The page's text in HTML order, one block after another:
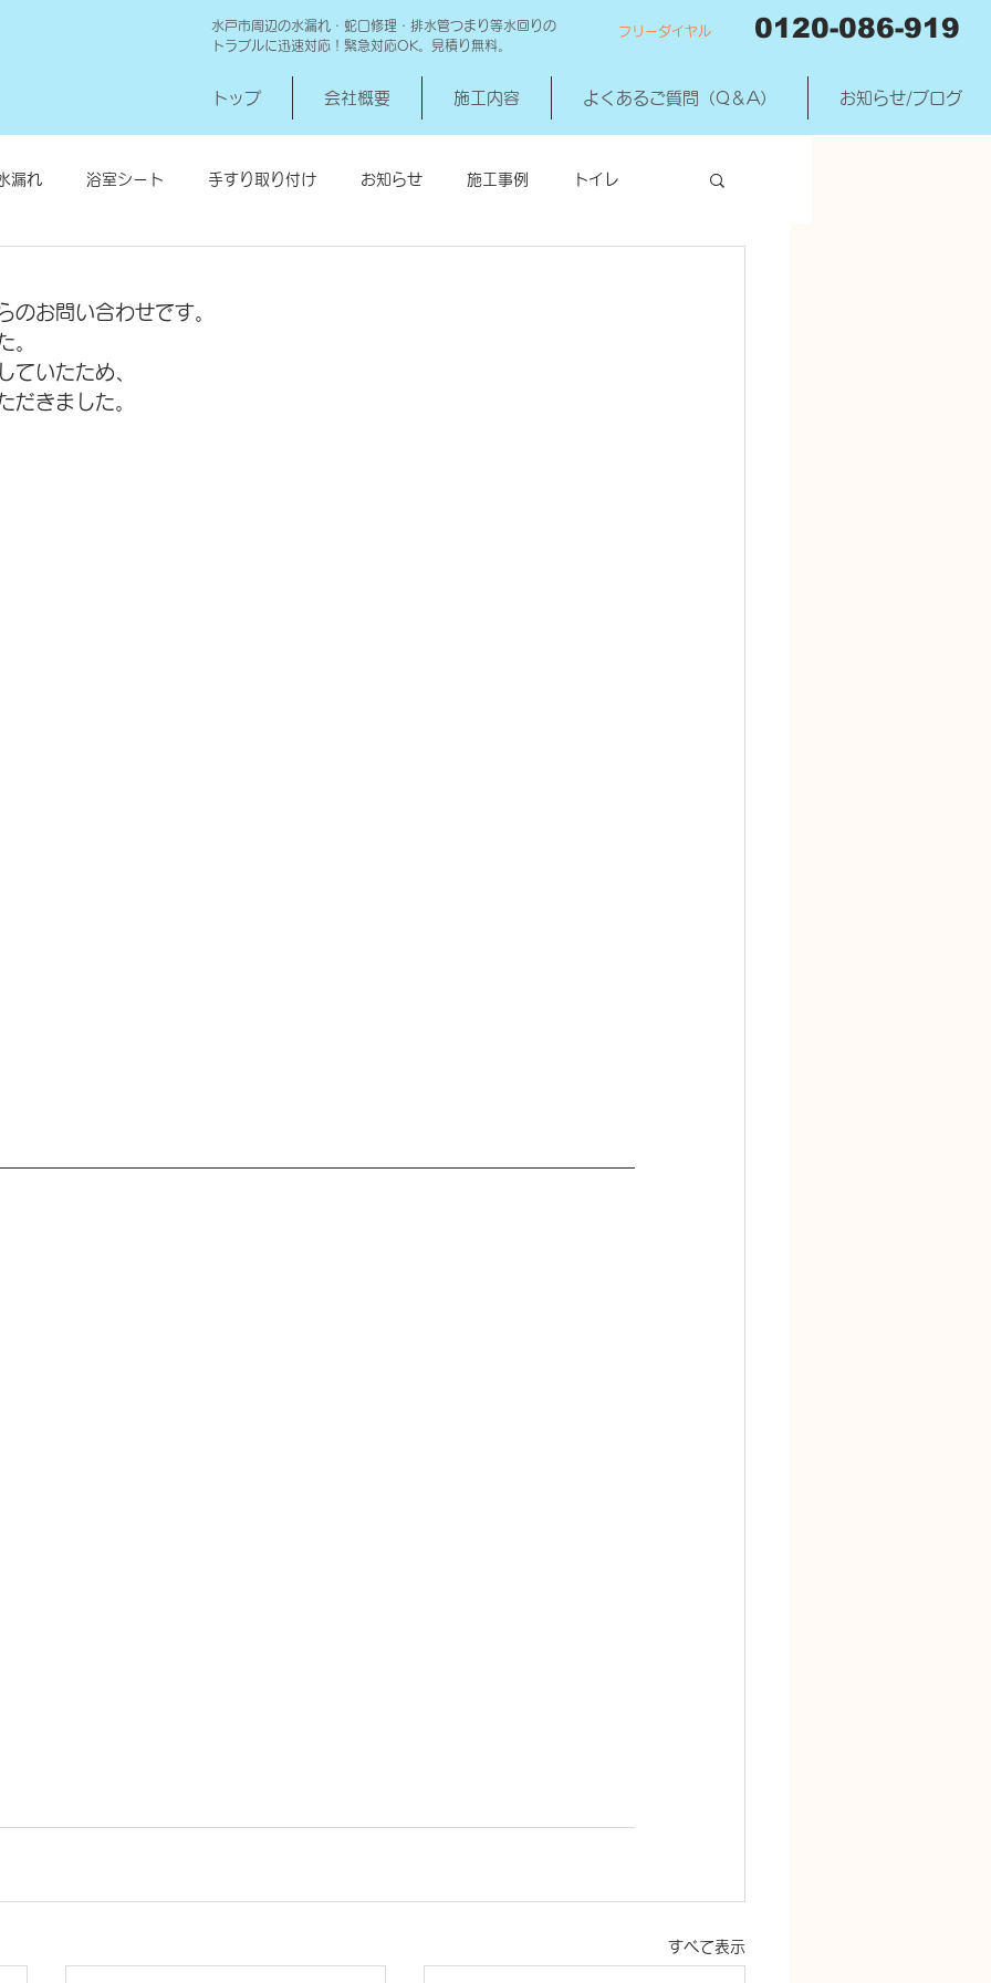
水戸市周辺の水漏れ・蛇口修理・排水管つまり等水回りの
トラブルに迅速対応！緊急対応OK。見積り無料。
フリーダイヤル 0120-086-919
トップ 会社概要 施工内容 よくあるご質問（Q＆A） お知らせ/ブログ
漏れ 浴室シート 手すり取り付け お知らせ 施工事例 トイレ
のお問い合わせです。
。
ていたため、
だきました。
すべて表示